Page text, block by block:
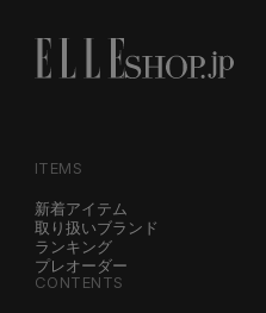
ITEMS
新着アイテム
取り扱いブランド
ランキング
プレオーダー
CONTENTS